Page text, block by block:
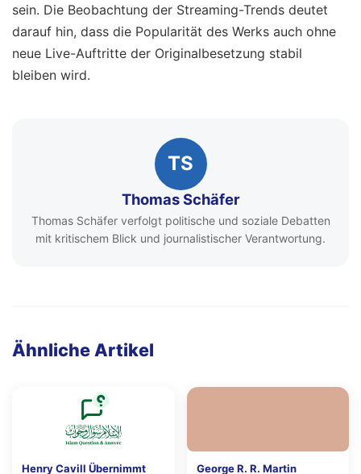
sein. Die Beobachtung der Streaming-Trends deutet
darauf hin, dass die Popularität des Werks auch ohne
neue Live-Auftritte der Originalbesetzung stabil
bleiben wird.
TS
Thomas Schäfer
Thomas Schäfer verfolgt politische und soziale Debatten
mit kritischem Blick und journalistischer Verantwortung.
Ähnliche Artikel
Henry Cavill Übernimmt
George R. R. Martin